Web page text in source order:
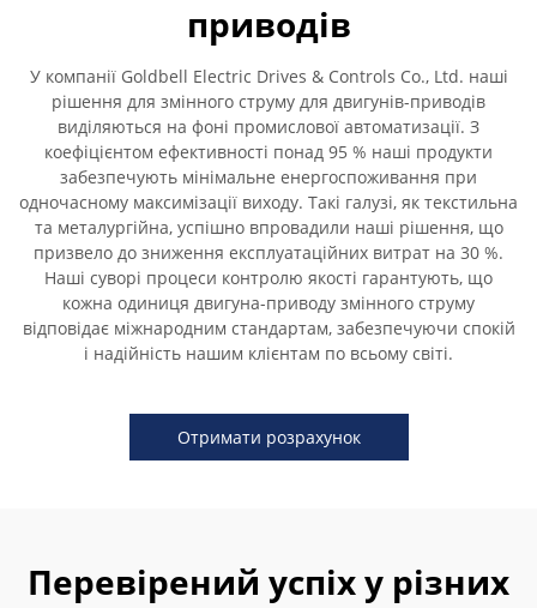
приводів
У компанії Goldbell Electric Drives & Controls Co., Ltd. наші
рішення для змінного струму для двигунів-приводів
виділяються на фоні промислової автоматизації. З
коефіцієнтом ефективності понад 95 % наші продукти
забезпечують мінімальне енергоспоживання при
одночасному максимізації виходу. Такі галузі, як текстильна
та металургійна, успішно впровадили наші рішення, що
призвело до зниження експлуатаційних витрат на 30 %.
Наші суворі процеси контролю якості гарантують, що
кожна одиниця двигуна-приводу змінного струму
відповідає міжнародним стандартам, забезпечуючи спокій
і надійність нашим клієнтам по всьому світі.
Отримати розрахунок
Перевірений успіх у різних